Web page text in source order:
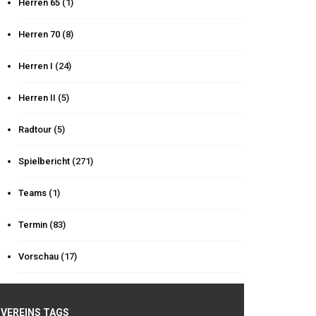
Herren 65 (1)
Herren 70 (8)
Herren I (24)
Herren II (5)
Radtour (5)
Spielbericht (271)
Teams (1)
Termin (83)
Vorschau (17)
VEREINS TAGS